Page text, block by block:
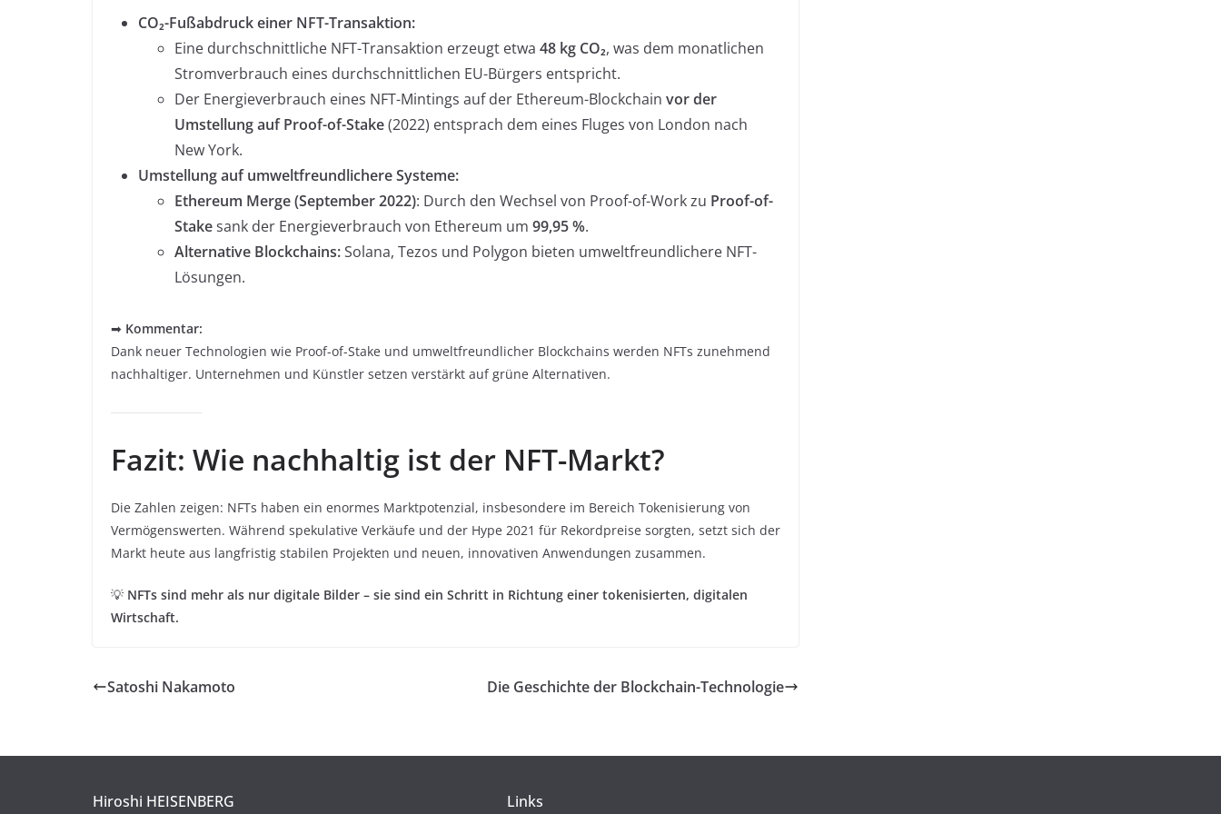
CO₂-Fußabdruck einer NFT-Transaktion:
Eine durchschnittliche NFT-Transaktion erzeugt etwa 48 kg CO₂, was dem monatlichen
Stromverbrauch eines durchschnittlichen EU-Bürgers entspricht.
Der Energieverbrauch eines NFT-Mintings auf der Ethereum-Blockchain vor der
Umstellung auf Proof-of-Stake(2022) entsprach dem eines Fluges von London nach
New York.
Umstellung auf umweltfreundlichere Systeme:
Ethereum Merge (September 2022): Durch den Wechsel von Proof-of-Work zu Proof-of-
Stakesank der Energieverbrauch von Ethereum um 99,95 %.
Alternative Blockchains:Solana, Tezos und Polygon bieten umweltfreundlichere NFT-
Lösungen.
➡ Kommentar:
Dank neuer Technologien wie Proof-of-Stake und umweltfreundlicher Blockchains werden NFTs zunehmend
nachhaltiger. Unternehmen und Künstler setzen verstärkt auf grüne Alternativen.
Fazit: Wie nachhaltig ist der NFT-Markt?
Die Zahlen zeigen: NFTs haben ein enormes Marktpotenzial, insbesondere im Bereich Tokenisierung von
Vermögenswerten. Während spekulative Verkäufe und der Hype 2021 für Rekordpreise sorgten, setzt sich der
Markt heute aus langfristig stabilen Projekten und neuen, innovativen Anwendungen zusammen.
💡 NFTs sind mehr als nur digitale Bilder – sie sind ein Schritt in Richtung einer tokenisierten, digitalen
Wirtschaft.
Satoshi Nakamoto Die Geschichte der Blockchain-Technologie
Hiroshi HEISENBERG Links